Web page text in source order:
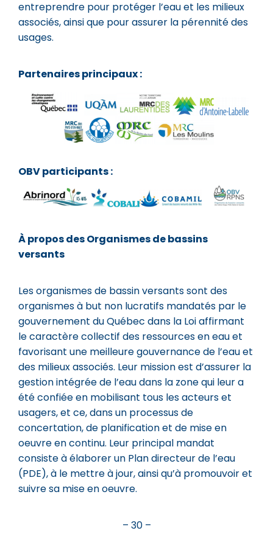
entreprendre pour protéger l’eau et les milieux
associés, ainsi que pour assurer la pérennité des
usages.
Partenaires principaux :
OBV participants :
À propos des Organismes de bassins
versants
Les organismes de bassin versants sont des
organismes à but non lucratifs mandatés par le
gouvernement du Québec dans la Loi affirmant
le caractère collectif des ressources en eau et
favorisant une meilleure gouvernance de l’eau et
des milieux associés. Leur mission est d’assurer la
gestion intégrée de l’eau dans la zone qui leur a
été confiée en mobilisant tous les acteurs et
usagers, et ce, dans un processus de
concertation, de planification et de mise en
oeuvre en continu. Leur principal mandat
consiste à élaborer un Plan directeur de l’eau
(PDE), à le mettre à jour, ainsi qu’à promouvoir et
suivre sa mise en oeuvre.
– 30 –